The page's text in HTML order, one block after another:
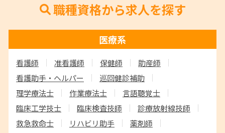
職種資格から求人を探す
医療系
看護師 准看護師 保健師
助産師
看護助手・ヘルパー
巡回健診補助
理学療法士
作業療法士
言語聴覚士
臨床工学技士
臨床検査技師
診療放射線技師
救急救命士
リハビリ助手
薬剤師